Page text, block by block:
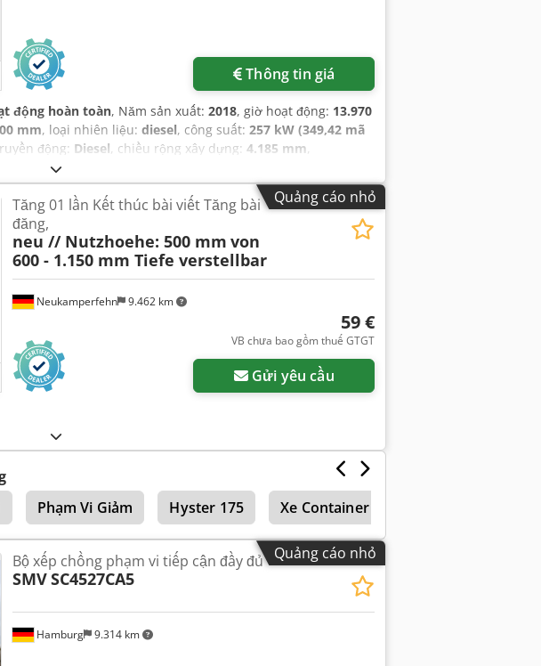
Thông tin giá
động hoàn toàn, Năm sản xuất: 2018, giờ hoạt động: 13.970
mm, loại nhiên liệu: diesel, công suất: 257 kW (349,42 mã
động: Diesel, chiều rộng xây dựng: 4.185 mm,
Quảng cáo nhỏ
Neukamperfehn 9.462 km
Tăng 01 lần Kết thúc bài viết Tăng bài
đăng,
neu // Nutzhoehe: 500 mm von
600 - 1.150 mm Tiefe verstellbar
59 €
VB chưa bao gồm thuế GTGT
Gửi yêu cầu
Phạm Vi Giảm Hyster 175 Xe Container
Quảng cáo nhỏ
Hamburg 9.314 km
Bộ xếp chồng phạm vi tiếp cận đầy đủ
SMVSC4527CA5